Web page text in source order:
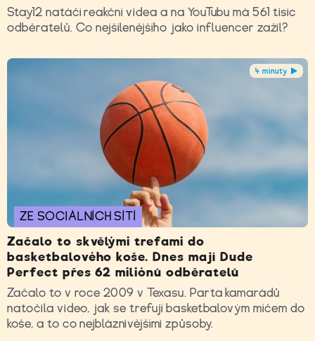
Stay12 natáčí reakční videa a na YouTubu má 561 tisíc
odběratelů. Co nejšílenějšího jako influencer zažil?
4 minuty
ZE SOCIÁLNÍCH SÍTÍ
Začalo to skvělými trefami do
basketbalového koše. Dnes mají Dude
Perfect přes 62 miliónů odběratelů
Začalo to v roce 2009 v Texasu. Parta kamarádů
natočila video, jak se trefují basketbalovým míčem do
koše, a to co nejbláznivějšími způsoby.